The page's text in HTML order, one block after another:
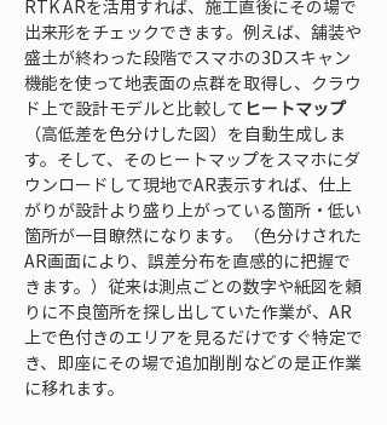
RTK ARを活用すれば、施工直後にその場で
出来形をチェックできます。例えば、舗装や
盛土が終わった段階でスマホの3Dスキャン
機能を使って地表面の点群を取得し、クラウ
ド上で設計モデルと比較して ヒートマップ
（高低差を色分けした図）を自動生成しま
す。そして、そのヒートマップをスマホにダ
ウンロードして現地でAR表示すれば、仕上
がりが設計より盛り上がっている箇所・低い
箇所が一目瞭然になります。（色分けされた
AR画面により、誤差分布を直感的に把握で
きます。）従来は測点ごとの数字や紙図を頼
りに不良箇所を探し出していた作業が、AR
上で色付きのエリアを見るだけですぐ特定で
き、即座にその場で追加削削などの是正作業
に移れます。